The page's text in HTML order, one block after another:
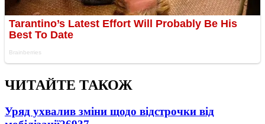
ЧИТАЙТЕ ТАКОЖ
Уряд ухвалив зміни щодо відстрочки від